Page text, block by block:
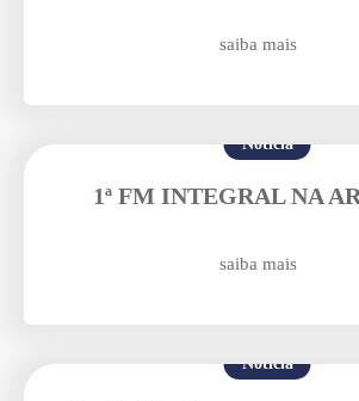
saiba mais
Notícia
1ª FM INTEGRAL NA
saiba mais
Notícia
Enviei um E-mail